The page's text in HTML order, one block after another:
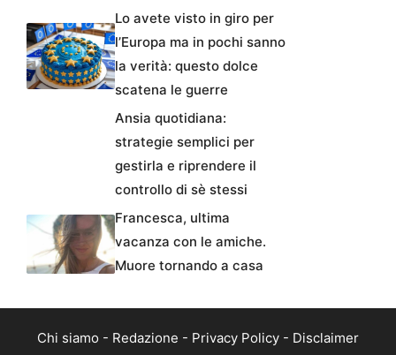
Lo avete visto in giro per
l’Europa ma in pochi sanno
la verità: questo dolce
scatena le guerre
Ansia quotidiana:
strategie semplici per
gestirla e riprendere il
controllo di sè stessi
Francesca, ultima
vacanza con le amiche.
Muore tornando a casa
Chi siamo - Redazione - Privacy Policy - Disclaimer